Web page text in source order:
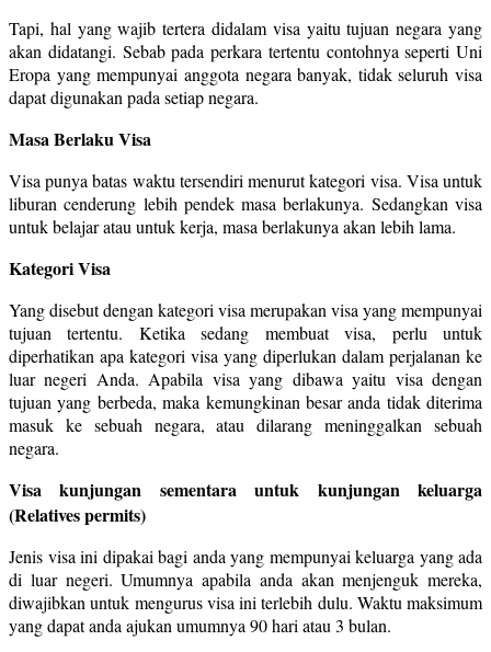
Tapi, hal yang wajib tertera didalam visa yaitu tujuan negara yang
akan didatangi. Sebab pada perkara tertentu contohnya seperti Uni
Eropa yang mempunyai anggota negara banyak, tidak seluruh visa
dapat digunakan pada setiap negara.
Masa Berlaku Visa
Visa punya batas waktu tersendiri menurut kategori visa. Visa untuk
liburan cenderung lebih pendek masa berlakunya. Sedangkan visa
untuk belajar atau untuk kerja, masa berlakunya akan lebih lama.
Kategori Visa
Yang disebut dengan kategori visa merupakan visa yang mempunyai
tujuan tertentu. Ketika sedang membuat visa, perlu untuk
diperhatikan apa kategori visa yang diperlukan dalam perjalanan ke
luar negeri Anda. Apabila visa yang dibawa yaitu visa dengan
tujuan yang berbeda, maka kemungkinan besar anda tidak diterima
masuk ke sebuah negara, atau dilarang meninggalkan sebuah
negara.
Visa kunjungan sementara untuk kunjungan keluarga
(Relatives permits)
Jenis visa ini dipakai bagi anda yang mempunyai keluarga yang ada
di luar negeri. Umumnya apabila anda akan menjenguk mereka,
diwajibkan untuk mengurus visa ini terlebih dulu. Waktu maksimum
yang dapat anda ajukan umumnya 90 hari atau 3 bulan.